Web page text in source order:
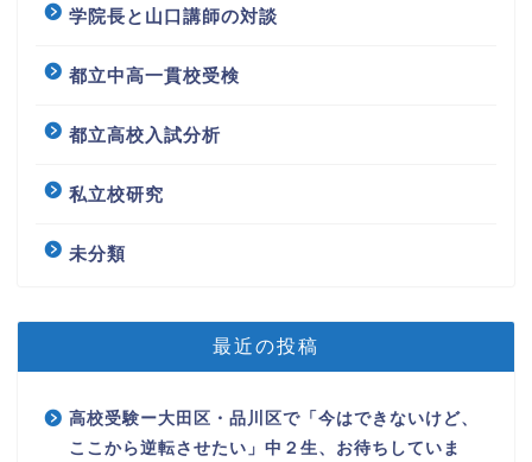
学院長と山口講師の対談
都立中高一貫校受検
都立高校入試分析
私立校研究
未分類
最近の投稿
高校受験ー大田区・品川区で「今はできないけど、
ここから逆転させたい」中２生、お待ちしていま